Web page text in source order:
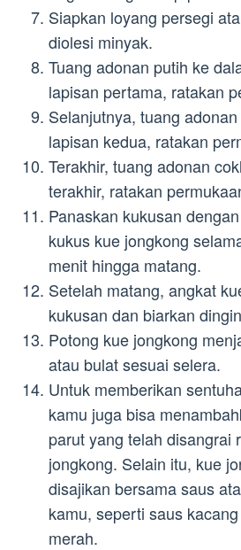
Siapkan loyang persegi
diolesi minyak.
Tuang adonan putih ke
lapisan pertama, ratakan
Selanjutnya, tuang
lapisan kedua, ratakan
Terakhir, tuang adonan
terakhir, ratakan
Panaskan kukusan
kukus kue jongkong
menit hingga matang.
Setelah matang, angkat
kukusan dan biarkan
Potong kue jongkong
atau bulat sesuai selera.
Untuk memberikan
kamu juga bisa
parut yang telah disangrai
jongkong. Selain itu, kue
disajikan bersama saus
kamu, seperti saus
merah.